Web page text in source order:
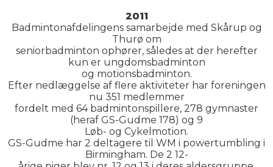
2011
Badmintonafdelingens samarbejde med Skårup og
Thurø om
seniorbadminton ophører, således at der herefter
kun er ungdomsbadminton
og motionsbadminton.
Efter nedlæggelse af flere aktiviteter har foreningen
nu 351 medlemmer
fordelt med 64 badmintonspillere, 278 gymnaster
(heraf GS-Gudme 178) og 9
Løb- og Cykelmotion.
GS-Gudme har 2 deltagere til WM i powertumbling i
Birmingham. De 2 12-